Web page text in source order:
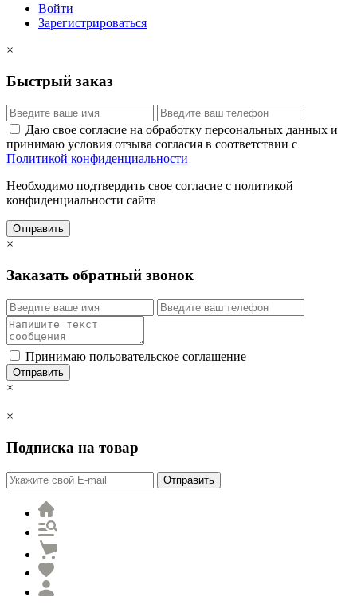
Войти
Зарегистрироваться
×
Быстрый заказ
Даю свое согласие на обработку персональных данных и
принимаю условия отзыва согласия в соответствии с
Политикой конфиденциальности
Необходимо подтвердить свое согласие с политикой
конфиденциальности сайта
Отправить
×
Заказать обратный звонок
Принимаю польовательское соглашение
Отправить
×
×
Подписка на товар
Отправить